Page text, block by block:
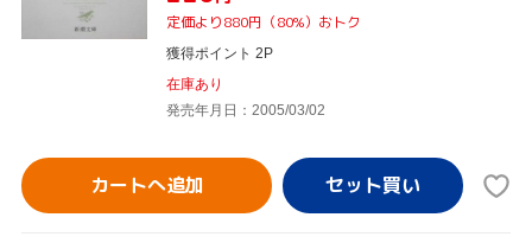
定価より880円（80%）おトク
獲得ポイント 2P
在庫あり
発売年月日：2005/03/02
カートへ追加